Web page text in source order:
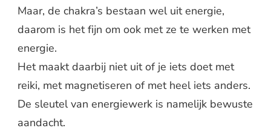
Maar, de chakra’s bestaan wel uit energie,
daarom is het fijn om ook met ze te werken met
energie.
Het maakt daarbij niet uit of je iets doet met
reiki, met magnetiseren of met heel iets anders.
De sleutel van energiewerk is namelijk bewuste
aandacht.